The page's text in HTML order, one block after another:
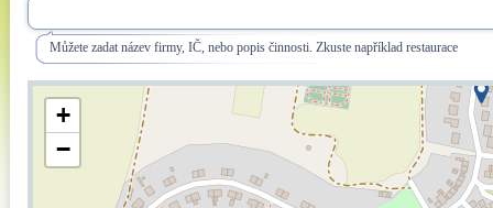
Můžete zadat název firmy, IČ, nebo popis činnosti. Zkuste například restaurace
+
−